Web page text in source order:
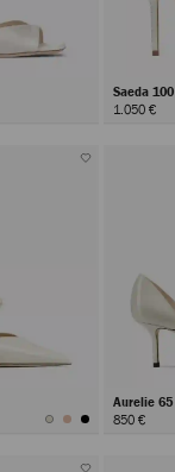
Saeda 100
1.050 €
Aurelie 65
850 €